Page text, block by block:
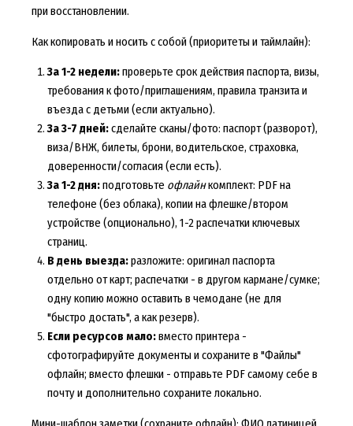
при восстановлении.
Как копировать и носить с собой (приоритеты и таймлайн):
За 1-2 недели:проверьте срок действия паспорта, визы,
требования к фото/приглашениям, правила транзита и
въезда с детьми (если актуально).
За 3-7 дней:сделайте сканы/фото: паспорт (разворот),
виза/ВНЖ, билеты, брони, водительское, страховка,
доверенности/согласия (если есть).
За 1-2 дня:подготовьте офлайнкомплект: PDF на
телефоне (без облака), копии на флешке/втором
устройстве (опционально), 1-2 распечатки ключевых
страниц.
В день выезда:разложите: оригинал паспорта
отдельно от карт; распечатки - в другом кармане/сумке;
одну копию можно оставить в чемодане (не для
"быстро достать", а как резерв).
Если ресурсов мало:вместо принтера -
сфотографируйте документы и сохраните в "Файлы"
офлайн; вместо флешки - отправьте PDF самому себе в
почту и дополнительно сохраните локально.